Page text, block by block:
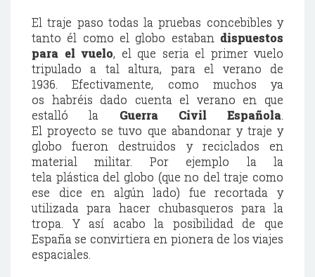
El traje paso todas la pruebas concebibles y
tanto él como el globo estaban dispuestos
para el vuelo, el que seria el primer vuelo
tripulado a tal altura, para el verano de
1936. Efectivamente, como muchos ya
os habréis dado cuenta el verano en que
estalló la
Guerra Civil Española
El proyecto se tuvo que abandonar y traje y
globo fueron destruidos y reciclados en
material militar. Por ejemplo la la
tela plástica del globo (que no del traje como
ese dice en algún lado) fue recortada y
utilizada para hacer chubasqueros para la
tropa. Y así acabo la posibilidad de que
España se convirtiera en pionera de los viajes
espaciales.